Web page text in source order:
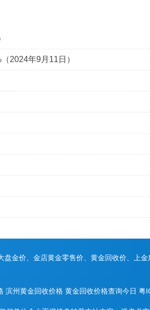
2024年9月11日）
金价、金店黄金零售价、黄金回收价、上
滨州黄金回收价格 黄金回收价格查询今日 粤